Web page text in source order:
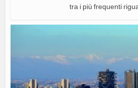
tra i più frequenti